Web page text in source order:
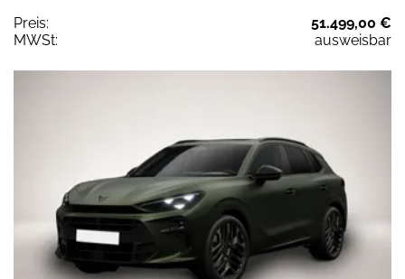
Preis:
51.499,00 €
MWSt:
ausweisbar